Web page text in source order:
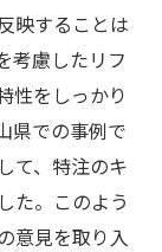
映することは
考慮したリフ
性をしっかり
県での事例で
て、特注のキ
た。このよう
意見を取り入